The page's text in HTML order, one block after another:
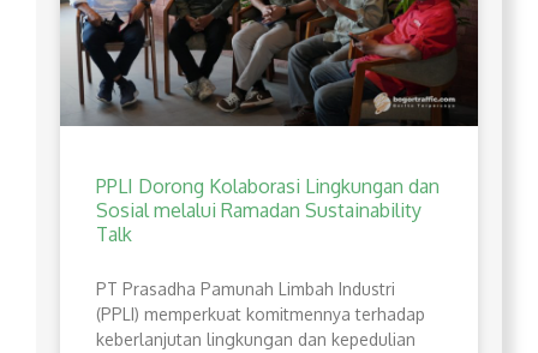
PPLI Dorong Kolaborasi Lingkungan dan
Sosial melalui Ramadan Sustainability
Talk
PT Prasadha Pamunah Limbah Industri
(PPLI) memperkuat komitmennya terhadap
keberlanjutan lingkungan dan kepedulian